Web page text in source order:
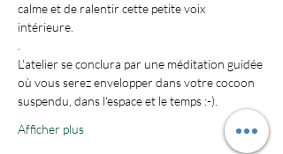
calme et de ralentir cette petite voix
intérieure.
L'atelier se conclura par une méditation guidée
où vous serez envelopper dans votre cocoon
suspendu, dans l'espace et le temps :-).
Afficher plus